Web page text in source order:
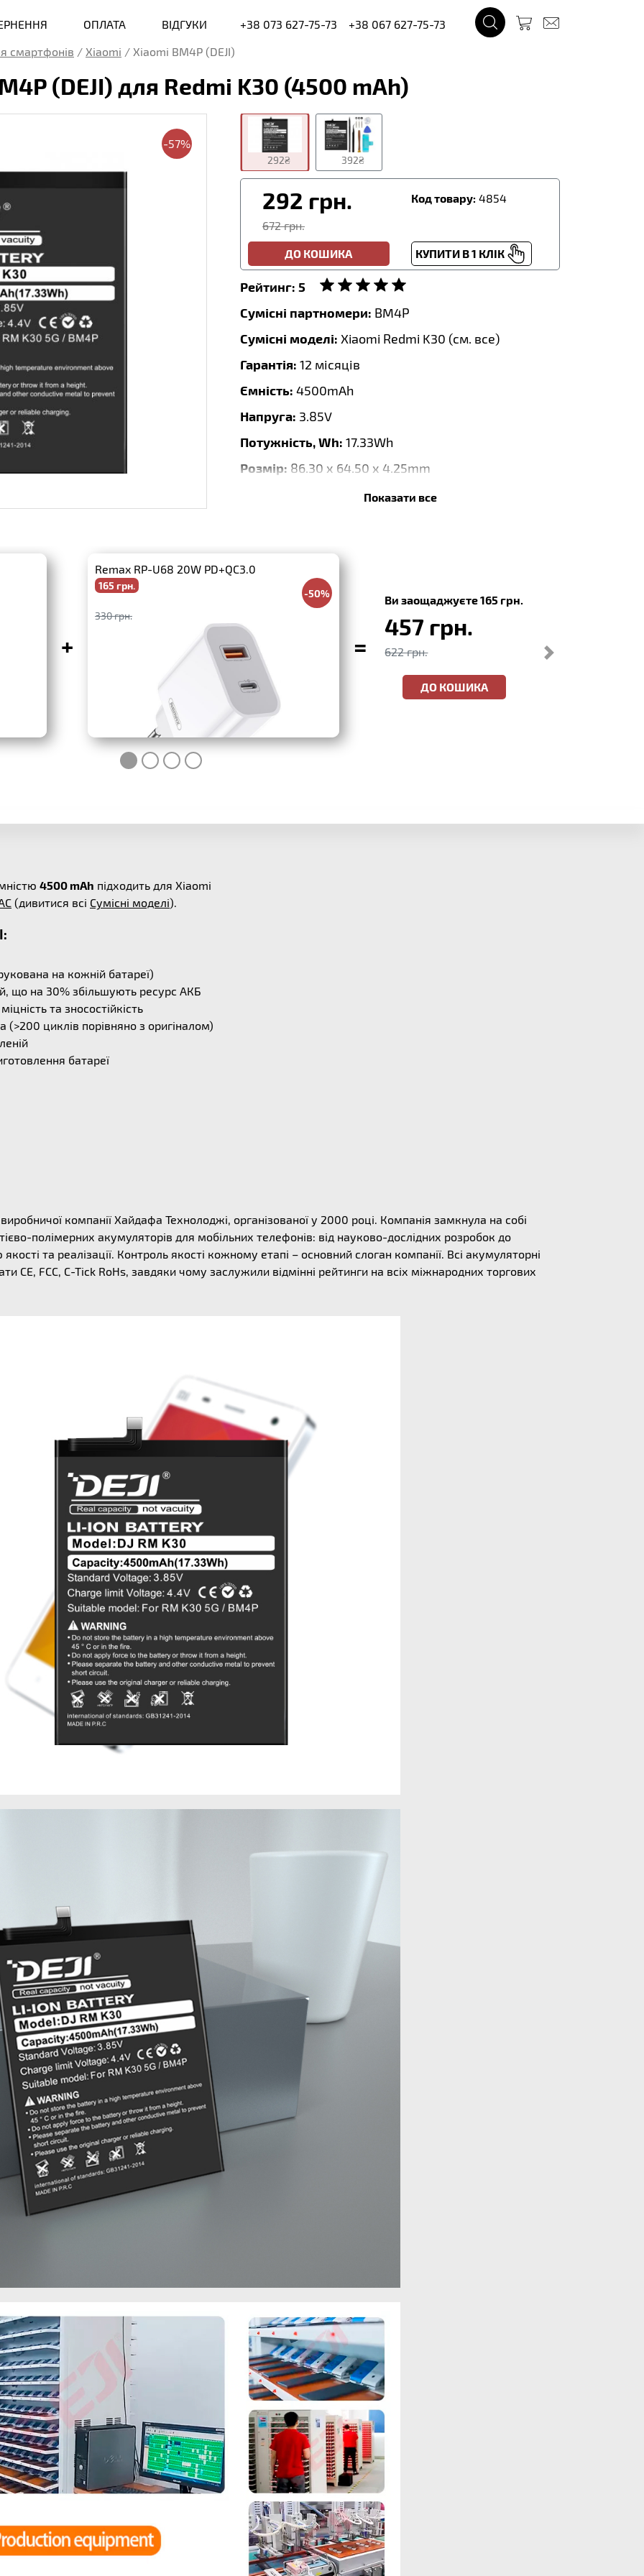
ОПЛАТА ВІДГУКИ +38 073 627-75-73
+38 067 627-75-73
смартфонів / Xiaomi / Xiaomi BM4P (DEJI)
(DEJI) для Redmi K30 (4500 mAh)
-57%
292₴ 392₴
292 грн.
672 грн.
Код товару: 4854
ДО КОШИКА КУПИТИ В 1 КЛІК
Рейтинг: 5
Сумісні партномери: BM4P
Сумісні моделі: Xiaomi Redmi K30 (см. все)
Гарантія: 12 місяців
Ємність: 4500mAh
Напруга: 3.85V
Потужність, Wh: 17.33Wh
Розмір: 86.30 x 64.50 x 4.25mm
Показати все
+
Remax RP-U68 20W PD+QC3.0
165 грн.
-50%
330 грн.
=
Ви заощаджуєте 165 грн.
457 грн.
622 грн.
ДО КОШИКА
4500 mAh підходить для Xiaomi
(дивитися всі Сумісні моделі).
на кожній батареї)
що на 30% збільшують ресурс АКБ
та зносостійкість
циклів порівняно з оригіналом)
батареї
компанії Хайдафа Технолоджі, організованої у 2000 році. Компанія замкнула на собі
полімерних акумуляторів для мобільних телефонів: від науково-дослідних розробок до
та реалізації. Контроль якості кожному етапі – основний слоган компанії. Всі акумуляторні
CE, FCC, C-Tick RoHs, завдяки чому заслужили відмінні рейтинги на всіх міжнародних торгових